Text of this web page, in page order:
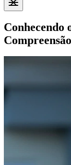
Conhecendo